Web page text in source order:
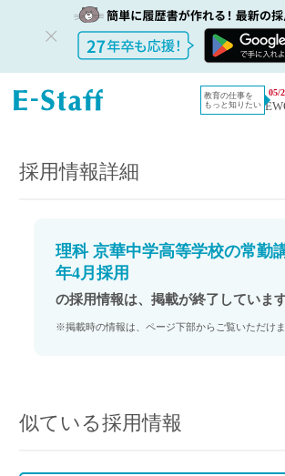
教育の仕事を
もっと知りたい
05/
教員採用情
報のイー・
採用情報
理科 京華中学高等学校の常勤講師 2025年4月採用
採用情報詳細
理科 京華中学高等学校の常勤
年4月採用
の採用情報は、掲載が終了しています
※掲載時の情報は、ページ下部からご覧いただけま
似ている採用情報